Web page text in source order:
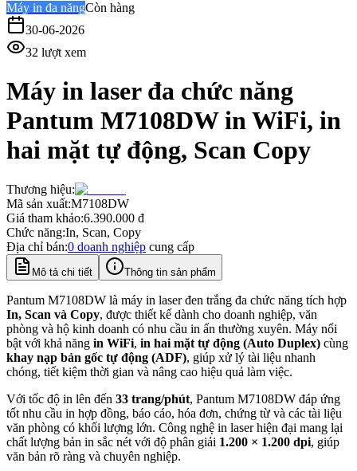
Máy in đa năngCòn hàng
30-06-2026
32 lượt xem
Máy in laser đa chức năng
Pantum M7108DW in WiFi, in
hai mặt tự động, Scan Copy
Thương hiệu:
Mã sản xuất:M7108DW
Giá tham khảo:6.390.000 đ
Chức năng:In, Scan, Copy
Địa chỉ bán:0 doanh nghiệp cung cấp
Mô tả chi tiết Thông tin sản phẩm
Pantum M7108DW là máy in laser đen trắng đa chức năng tích hợp
In, Scan và Copy, được thiết kế dành cho doanh nghiệp, văn
phòng và hộ kinh doanh có nhu cầu in ấn thường xuyên. Máy nổi
bật với khả năng in WiFi, in hai mặt tự động (Auto Duplex) cùng
khay nạp bản gốc tự động (ADF), giúp xử lý tài liệu nhanh
chóng, tiết kiệm thời gian và nâng cao hiệu quả làm việc.
Với tốc độ in lên đến 33 trang/phút, Pantum M7108DW đáp ứng
tốt nhu cầu in hợp đồng, báo cáo, hóa đơn, chứng từ và các tài liệu
văn phòng có khối lượng lớn. Công nghệ in laser hiện đại mang lại
chất lượng bản in sắc nét với độ phân giải 1.200 × 1.200 dpi, giúp
văn bản rõ ràng và chuyên nghiệp.